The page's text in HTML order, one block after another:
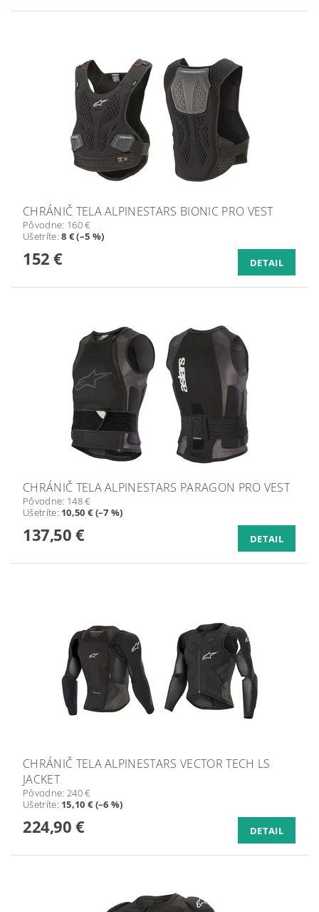
CHRÁNIČ TELA ALPINESTARS BIONIC PRO VEST
Pôvodne: 160 €
Ušetríte:8 € (–5 %)
152 € DETAIL
CHRÁNIČ TELA ALPINESTARS PARAGON PRO VEST
Pôvodne: 148 €
Ušetríte: 10,50 € (–7 %)
137,50 € DETAIL
CHRÁNIČ TELA ALPINESTARS VECTOR TECH LS
JACKET
Pôvodne: 240 €
Ušetríte: 15,10 € (–6 %)
224,90 € DETAIL